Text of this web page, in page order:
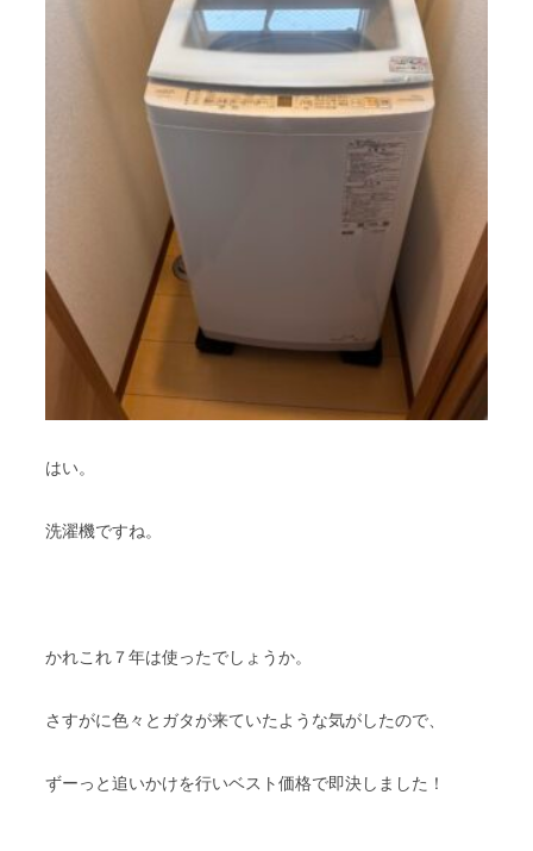
はい。
洗濯機ですね。
かれこれ７年は使ったでしょうか。
さすがに色々とガタが来ていたような気がしたので、
ずーっと追いかけを行いベスト価格で即決しました！